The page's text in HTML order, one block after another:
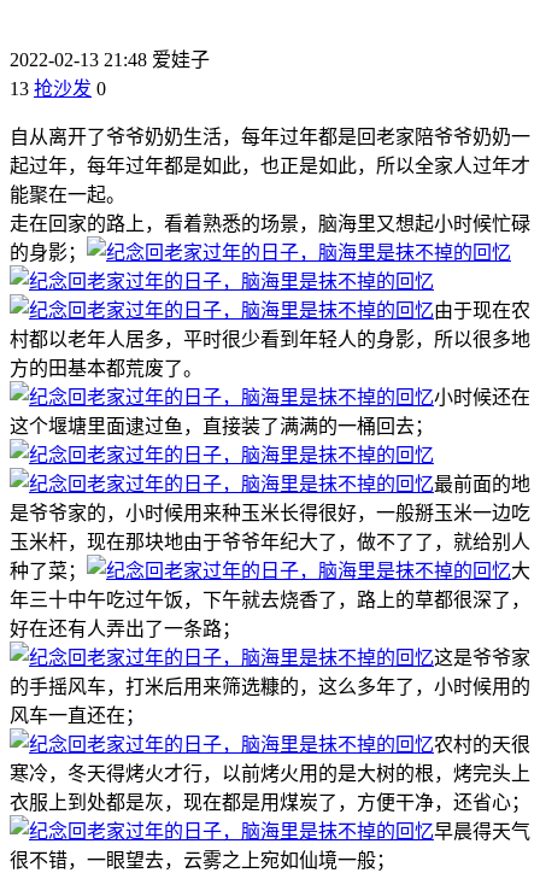
2022-02-13 21:48 爱娃子
13 抢沙发 0
自从离开了爷爷奶奶生活，每年过年都是回老家陪爷爷奶奶一
起过年，每年过年都是如此，也正是如此，所以全家人过年才
能聚在一起。
走在回家的路上，看着熟悉的场景，脑海里又想起小时候忙碌
的身影；
由于现在农
村都以老年人居多，平时很少看到年轻人的身影，所以很多地
方的田基本都荒废了。
小时候还在
这个堰塘里面逮过鱼，直接装了满满的一桶回去；
最前面的地
是爷爷家的，小时候用来种玉米长得很好，一般掰玉米一边吃
玉米杆，现在那块地由于爷爷年纪大了，做不了了，就给别人
种了菜；
大
年三十中午吃过午饭，下午就去烧香了，路上的草都很深了，
好在还有人弄出了一条路；
这是爷爷家
的手摇风车，打米后用来筛选糠的，这么多年了，小时候用的
风车一直还在；
农村的天很
寒冷，冬天得烤火才行，以前烤火用的是大树的根，烤完头上
衣服上到处都是灰，现在都是用煤炭了，方便干净，还省心；
早晨得天气
很不错，一眼望去，云雾之上宛如仙境一般；